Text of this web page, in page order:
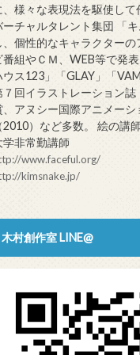
、様々な表現法を駆使して
ーチャルタレント集団 「
、個性的なキャラクター
番組やＣＭ、WEB等で発
ウス123」「GLAY」「
７回イラストレーション
、アヌシー国際アニメー
2010）など多数。 絵の講
学非常勤講師
www.faceful.org/
kimsnake.jp/
木村創作室 LINE@